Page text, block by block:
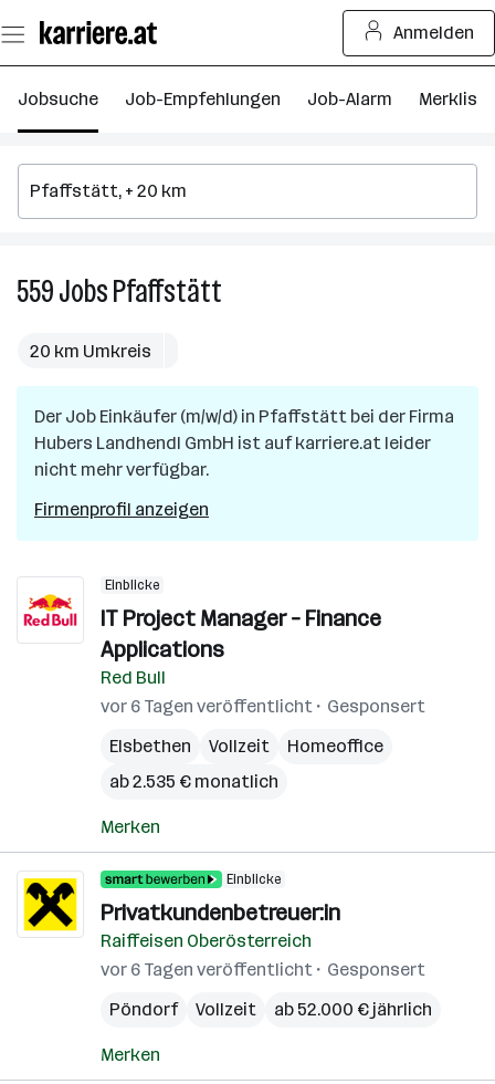
Seiteninhalt
springen
Anmelden
Jobsuche Job-Empfehlungen Job-Alarm Merkliste
559JobsPfaffstätt
20 km Umkreis
Der Job Einkäufer (m/w/d) in Pfaffstätt bei der Firma
Hubers Landhendl GmbH ist auf karriere.at leider
nicht mehr verfügbar.
Firmenprofil anzeigen
Einblicke
IT Project Manager – Finance
Applications
Red Bull
vor 6 Tagen veröffentlicht
Gesponsert
Elsbethen
Vollzeit
Homeoffice
ab 2.535 € monatlich
Merken
Einblicke
Privatkundenbetreuer:in
Raiffeisen Oberösterreich
vor 6 Tagen veröffentlicht
Gesponsert
Pöndorf
Vollzeit ab 52.000 € jährlich
Merken